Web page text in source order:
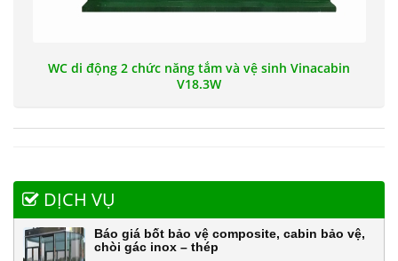
WC di động 2 chức năng tắm và vệ sinh Vinacabin
V18.3W
DỊCH VỤ
Báo giá bốt bảo vệ composite, cabin bảo vệ,
chòi gác inox – thép